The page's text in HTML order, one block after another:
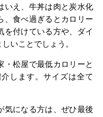
いえ、牛丼は肉と炭水化
、食べ過ぎるとカロリー
を付けている方や、ダイ
いことでしょう。
・松屋で最低カロリーと
します。サイズは全て
気になる方は、ぜひ最後